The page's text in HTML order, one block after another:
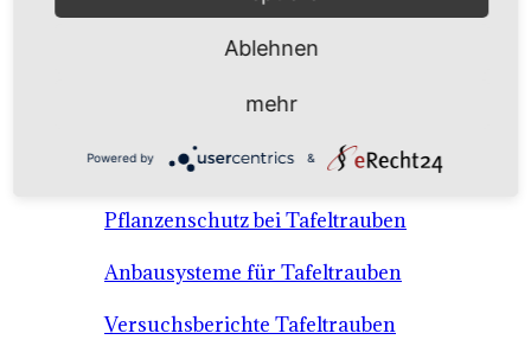
Anbausysteme & Recht
Tafeltrauben A-Z Sortenbeschreibungen
Tafeltraubenanbau - rechtliche
Voraussetzungen
Pflanzenschutz bei Tafeltrauben
Anbausysteme für Tafeltrauben
Versuchsberichte Tafeltrauben
Ablehnen
mehr
Powered by &